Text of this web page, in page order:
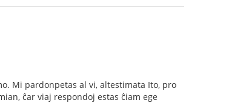
Mi pardonpetas al vi, altestimata Ito, pro
ĉar viaj respondoj estas ĉiam ege